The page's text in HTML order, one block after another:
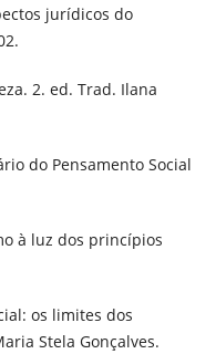
jurídicos do
2. ed. Trad. Ilana
do Pensamento Social
à luz dos princípios
os limites dos
Stela Gonçalves.